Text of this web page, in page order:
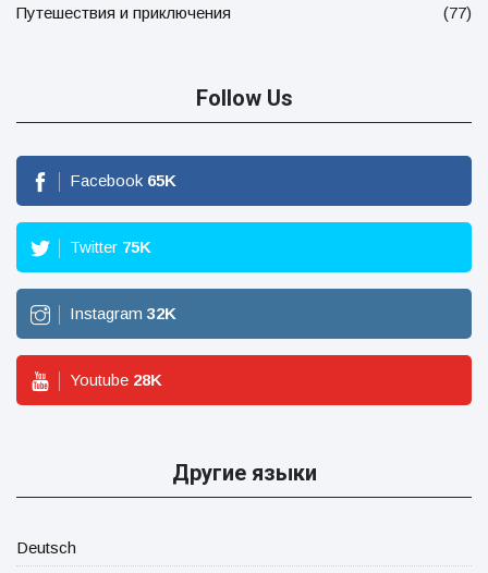
Путешествия и приключения
(77)
Follow Us
Facebook 65K
Twitter 75K
Instagram 32K
Youtube 28K
Другие языки
Deutsch